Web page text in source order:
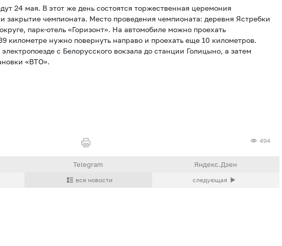
24 мая. В этот же день состоятся торжественная церемония
закрытие чемпионата. Место проведения чемпионата: деревня Ястребки
парк-отель «Горизонт». На автомобиле можно проехать
километре нужно повернуть направо и проехать еще 10 километров.
с Белорусского вокзала до станции Голицыно, а затем
«ВТО».
494